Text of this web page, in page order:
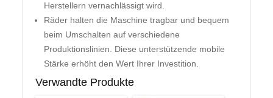
Herstellern vernachlässigt wird.
Räder halten die Maschine tragbar und bequem
beim Umschalten auf verschiedene
Produktionslinien. Diese unterstützende mobile
Stärke erhöht den Wert Ihrer Investition.
Verwandte Produkte